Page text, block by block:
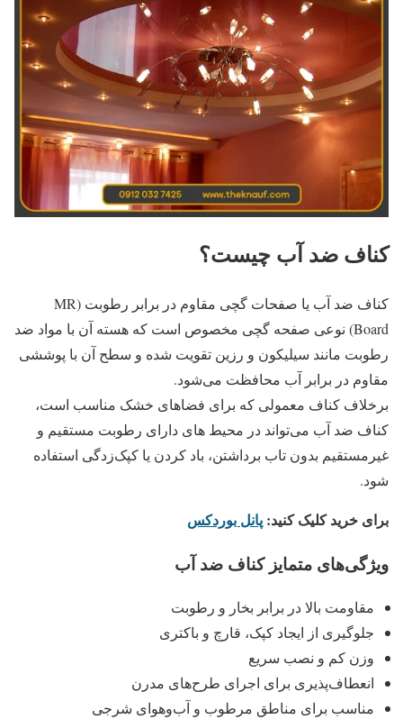
کناف ضد آب چیست؟
کناف ضد آب یا صفحات گچی مقاوم در برابر رطوبت (MR
Board) نوعی صفحه گچی مخصوص است که هسته آن با مواد ضد
رطوبت مانند سیلیکون و رزین تقویت شده و سطح آن با پوششی
مقاوم در برابر آب محافظت می‌شود.
برخلاف کناف معمولی که برای فضاهای خشک مناسب است،
کناف ضد آب می‌تواند در محیط‌ های دارای رطوبت مستقیم و
غیرمستقیم بدون تاب برداشتن، باد کردن یا کپک‌زدگی استفاده
شود.
برای خرید کلیک کنید: پانل بوردکس
ویژگی‌های متمایز کناف ضد آب
مقاومت بالا در برابر بخار و رطوبت
جلوگیری از ایجاد کپک، قارچ و باکتری
وزن کم و نصب سریع
انعطاف‌پذیری برای اجرای طرح‌های مدرن
مناسب برای مناطق مرطوب و آب‌وهوای شرجی